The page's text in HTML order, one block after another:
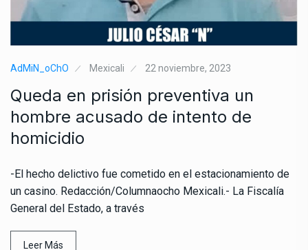
AdMiN_oChO Mexicali 22 noviembre, 2023
Queda en prisión preventiva un
hombre acusado de intento de
homicidio
-El hecho delictivo fue cometido en el estacionamiento de
un casino. Redacción/Columnaocho Mexicali.- La Fiscalía
General del Estado, a través
Leer Más